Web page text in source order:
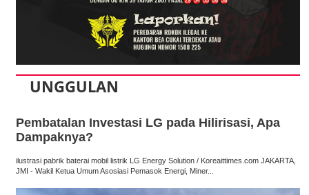
UNGGULAN
Pembatalan Investasi LG pada Hilirisasi, Apa
Dampaknya?
ilustrasi pabrik baterai mobil listrik LG Energy Solution / Koreaittimes.com JAKARTA,
JMI - Wakil Ketua Umum Asosiasi Pemasok Energi, Miner...